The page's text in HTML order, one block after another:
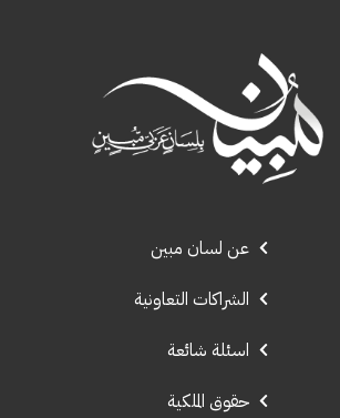
عن لسان مبين
الشراكات التعاونية
اسئلة شائعة
حقوق الملكية